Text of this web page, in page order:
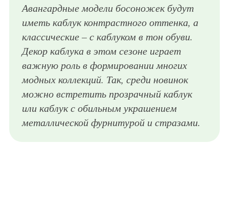
Авангардные модели босоножек будут
иметь каблук контрастного оттенка, а
классические – с каблуком в тон обуви.
Декор каблука в этом сезоне играет
важную роль в формировании многих
модных коллекций. Так, среди новинок
можно встретить прозрачный каблук
или каблук с обильным украшением
металлической фурнитурой и стразами.